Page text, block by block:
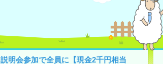
説明会参加で全員に【現金2千円相当